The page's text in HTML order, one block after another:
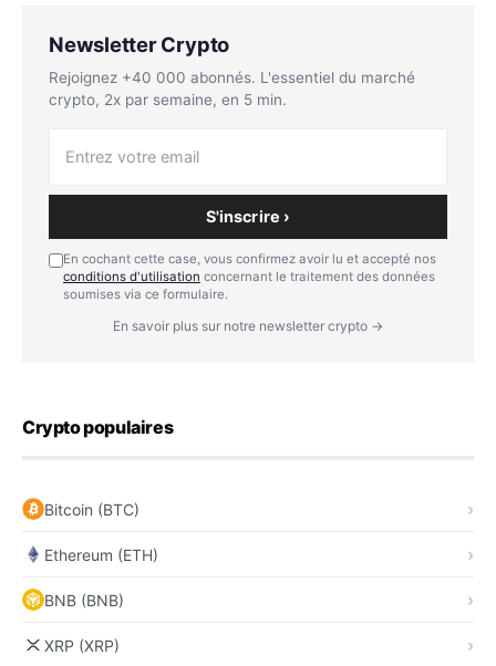
Newsletter Crypto
Rejoignez +40 000 abonnés. L'essentiel du marché
crypto, 2x par semaine, en 5 min.
S'inscrire ›
En cochant cette case, vous confirmez avoir lu et accepté nos
conditions d'utilisation concernant le traitement des données
soumises via ce formulaire.
En savoir plus sur notre newsletter crypto →
Crypto populaires
Bitcoin (BTC)
Ethereum (ETH)
BNB (BNB)
XRP (XRP)